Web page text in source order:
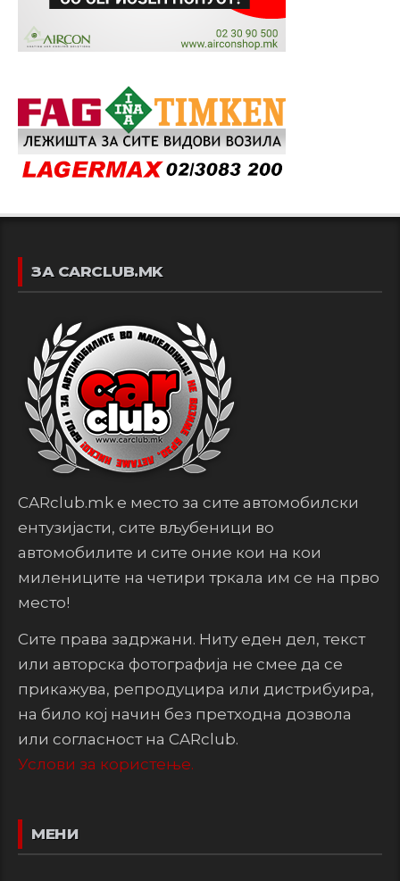
ЗА CARCLUB.MK
CARclub.mk е место за сите автомобилски
ентузијасти, сите вљубеници во
автомобилите и сите оние кои на кои
милениците на четири тркала им се на прво
место!
Сите права задржани. Ниту еден дел, текст
или авторска фотографија не смее да се
прикажува, репродуцира или дистрибуира,
на било кој начин без претходна дозвола
или согласност на CARclub.
Услови за користење.
МЕНИ